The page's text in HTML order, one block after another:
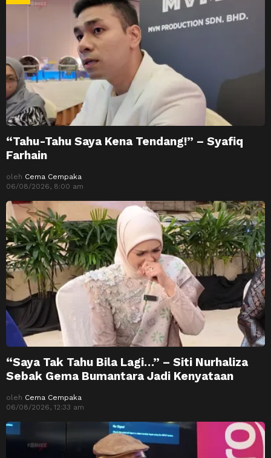
“Tahu-Tahu Saya Kena Tendang!” – Syafiq
Farhain
oleh Cema Cempaka
06/08/2026, 8:00 am
“Saya Tak Tahu Bila Lagi…” – Siti Nurhaliza
Sebak Gema Bumantara Jadi Kenyataan
oleh Cema Cempaka
06/08/2026, 12:33 am